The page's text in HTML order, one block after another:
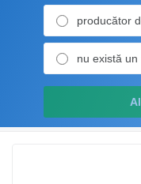
producător
nu există